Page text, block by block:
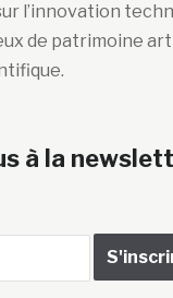
l’innovation
de patrimoine
à la